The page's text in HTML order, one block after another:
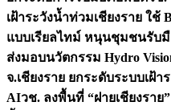
เฝ้าระวังน้ำท่วมเชียงราย ใช้
แบบเรียลไทม์ หนุนชุมชนรับ
ส่งมอบนวัตกรรม Hydro
จ.เชียงราย ยกระดับระบบเฝ้
AIวช. ลงพื้นที่ “ฝายเชียงรา